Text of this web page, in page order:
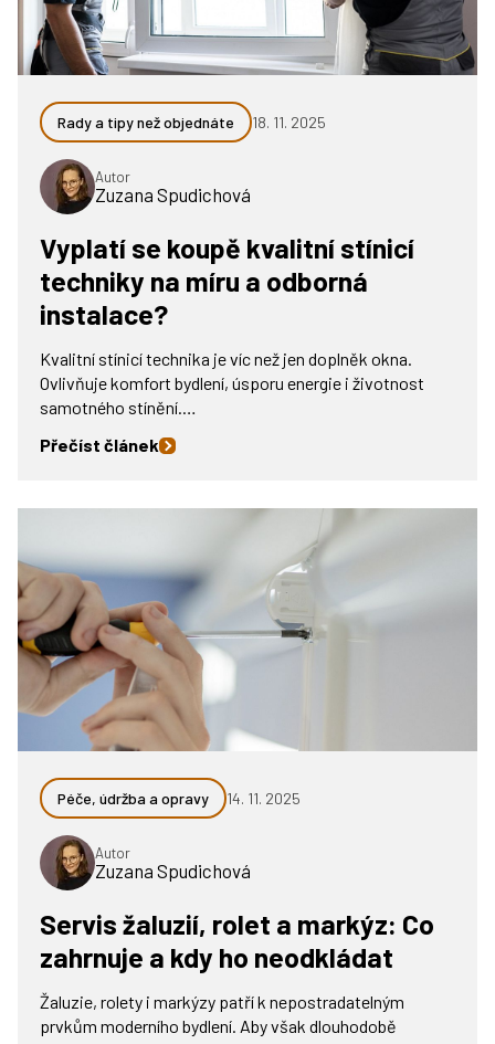
Rady a tipy než objednáte 18. 11. 2025
Autor
Zuzana Spudichová
Vyplatí se koupě kvalitní stínicí
techniky na míru a odborná
instalace?
Kvalitní stínicí technika je víc než jen doplněk okna.
Ovlivňuje komfort bydlení, úsporu energie i životnost
samotného stínění.…
Přečíst článek
Péče, údržba a opravy 14. 11. 2025
Autor
Zuzana Spudichová
Servis žaluzií, rolet a markýz: Co
zahrnuje a kdy ho neodkládat
Žaluzie, rolety i markýzy patří k nepostradatelným
prvkům moderního bydlení. Aby však dlouhodobě